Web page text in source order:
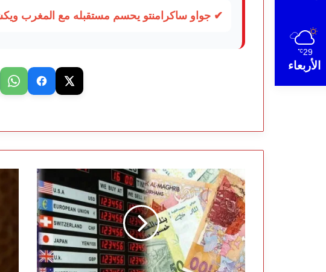
✔ جواو ساكرامنتو يحسم مستقبله مع المغرب
صرف
العملات:
أرقام
هادئة
وواقع
اقتصادي
مضطرب
29
℃
الأربعاء